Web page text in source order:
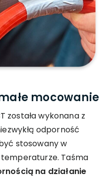
mocowanie
została wykonana z
odporność
stosowany w
Taśma
na działanie